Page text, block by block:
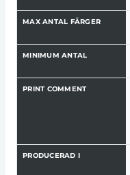
MAX ANTAL FÄRGER
MINIMUM ANTAL
PRINT COMMENT
PRODUCERAD I